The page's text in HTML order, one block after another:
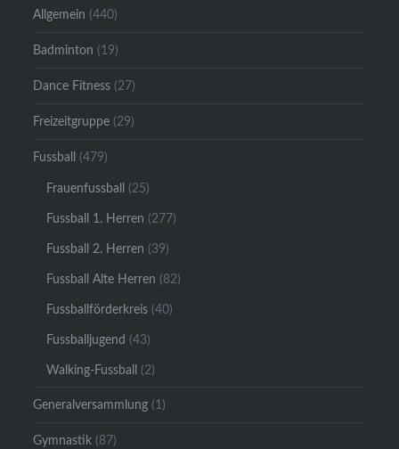
Allgemein (440)
Badminton (19)
Dance Fitness (27)
Freizeitgruppe (29)
Fussball (479)
Frauenfussball (25)
Fussball 1. Herren (277)
Fussball 2. Herren (39)
Fussball Alte Herren (82)
Fussballförderkreis (40)
Fussballjugend (43)
Walking-Fussball (2)
Generalversammlung (1)
Gymnastik (87)